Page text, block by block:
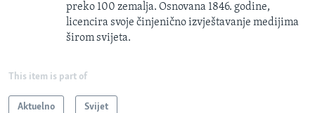
preko 100 zemalja. Osnovana 1846. godine,
licencira svoje činjenično izvještavanje medijima
širom svijeta.
This item is part of
Aktuelno Svijet